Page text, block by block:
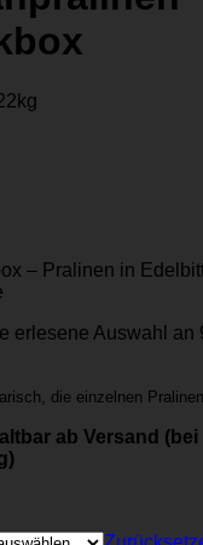
kg
– Pralinen in
erlesene Auswahl an
die einzelnen
ab Versand